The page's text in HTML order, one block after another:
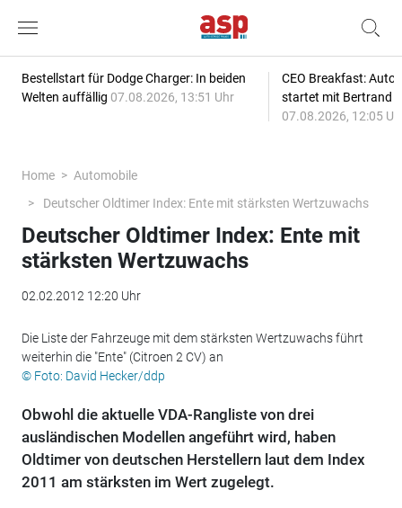
Bestellstart für Dodge Charger: In beiden
Welten auffällig 07.08.2026, 13:51 Uhr
CEO Breakfast:
startet mit Bertrand
07.08.2026, 12:05
Home
Automobile
Deutscher Oldtimer Index: Ente mit stärksten Wertzuwachs
Deutscher Oldtimer Index: Ente mit
stärksten Wertzuwachs
02.02.2012 12:20 Uhr
Die Liste der Fahrzeuge mit dem stärksten Wertzuwachs führt
weiterhin die "Ente" (Citroen 2 CV) an
© Foto: David Hecker/ddp
Obwohl die aktuelle VDA-Rangliste von drei
ausländischen Modellen angeführt wird, haben
Oldtimer von deutschen Herstellern laut dem Index
2011 am stärksten im Wert zugelegt.